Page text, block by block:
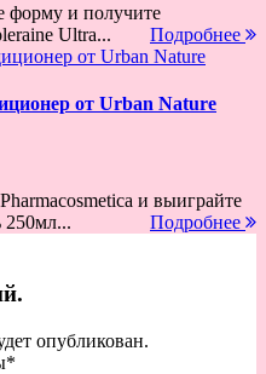
форму и получите
Ultra...
Подробнее
от Urban Nature
и выиграйте
250мл...
Подробнее
опубликован.
*